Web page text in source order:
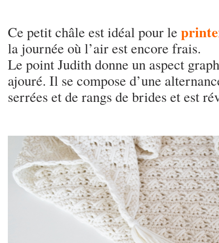
Ce petit châle est idéal pour le
la journée où l’air est encore frais.
Le point Judith donne un aspect
ajouré. Il se compose d’une
serrées et de rangs de brides et est